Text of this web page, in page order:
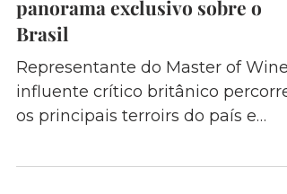
MW Tim Atkins publica
panorama exclusivo sobre o
Brasil
Representante do Master of Wine
influente crítico britânico
destacou a diversidade,